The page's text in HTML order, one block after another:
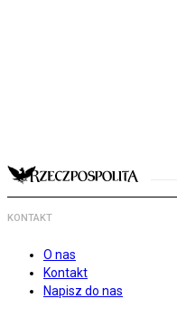
KONTAKT
O nas
Kontakt
Napisz do nas